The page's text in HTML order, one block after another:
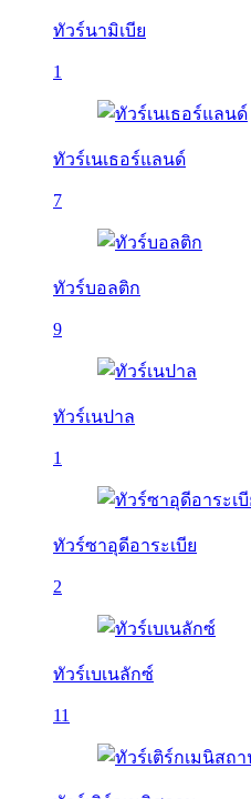
ทัวร์นามิเบีย
1
ทัวร์เนเธอร์แลนด์
7
ทัวร์บอลติก
9
ทัวร์เนปาล
1
ทัวร์ซาอุดีอาระเบีย
2
ทัวร์เบเนลักซ์
11